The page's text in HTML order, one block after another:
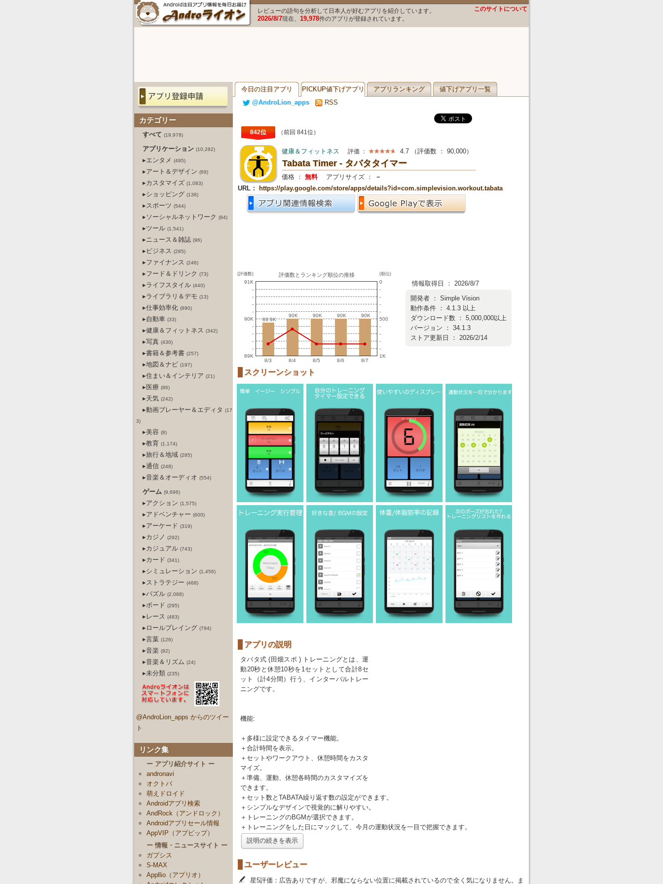
レビューの語句を分析して日本人が好むアプリを紹介しています。
2026/8/7現在、 19,978件のアプリが登録されています。
このサイトについて
今日の注目アプリ PICKUP値下げアプリ アプリランキング
値下げアプリ一覧
@AndroLion_apps
RSS
カテゴリー
すべて (19,978)
アプリケーション (10,282)
▸エンタメ (495)
▸アート＆デザイン (69)
▸カスタマイズ (1,083)
▸ショッピング (138)
▸スポーツ (544)
▸ソーシャルネットワーク (84)
▸ツール (1,541)
▸ニュース＆雑誌 (96)
▸ビジネス (285)
▸ファイナンス (246)
▸フード＆ドリンク (73)
▸ライフスタイル (440)
▸ライブラリ＆デモ (13)
▸仕事効率化 (890)
▸自動車 (33)
▸健康＆フィットネス (342)
▸写真 (430)
▸書籍＆参考書 (257)
▸地図＆ナビ (197)
▸住まい＆インテリア (21)
▸医療 (86)
▸天気 (242)
▸動画プレーヤー＆エディタ (17
3)
▸美容 (8)
▸教育 (1,174)
▸旅行＆地域 (285)
▸通信 (248)
▸音楽＆オーディオ (554)
ゲーム (9,696)
▸アクション (1,575)
▸アドベンチャー (600)
▸アーケード (319)
▸カジノ (292)
▸カジュアル (743)
▸カード (341)
▸シミュレーション (1,456)
▸ストラテジー (468)
▸パズル (2,088)
▸ボード (295)
▸レース (483)
▸ロールプレイング (794)
▸言葉 (126)
▸音楽 (92)
▸音楽＆リズム (24)
▸未分類 (235)
@AndroLion_apps からのツイー
ト
リンク集
ー アプリ紹介サイト ー
andronavi
オクトバ
萌えドロイド
Androidアプリ検索
AndRock（アンドロック）
Androidアプリセール情報
AppVIP（アプビップ）
ー 情報・ニュースサイト ー
ガプシス
S-MAX
Appllio（アプリオ）
842位 （前回 841位）
健康＆フィットネス 評価 ： 4.7 （評価数 ： 90,000）
Tabata Timer - タバタタイマー
価格 ： 無料 アプリサイズ ：
－
URL：
https://play.google.com/store/apps/details?id=com.simplevision.workout.tabata
(評価数)
91K
-
-
-
-
90K
-
-
-
-
89K
評価数とランキング順位の推移
89.9K
89.9K
90K
90K 90K
90K 90K
90K 90K
90K
8/3 8/4 8/5 8/6 8/7
(順位)
0
-
-
-
-
500
-
-
-
-
1K
情報取得日 ： 2026/8/7
開発者 ： Simple Vision
動作条件 ： 4.1.3 以上
ダウンロード数 ： 5,000,000以上
バージョン ： 34.1.3
ストア更新日 ： 2026/2/14
スクリーンショット
アプリの説明
タバタ式 (田畑スポ ) トレーニングとは、運
動20秒と休憩10秒を1セットとして合計8セ
ット（計4分間）行う、インターバルトレー
ニングです。
機能:
＋多様に設定できるタイマー機能。
＋合計時間を表示。
＋セットやワークアウト、休憩時間をカスタ
マイズ。
＋準備、運動、休憩各時間のカスタマイズを
できます。
＋セット数とTABATA繰り返す数の設定ができます。
＋シンプルなデザインで視覚的に解りやすい。
＋トレーニングのBGMが選択できます。
＋トレーニングをした日にマックして、今月の運動状況を一目で把握できます。
説明の続きを表示
ユーザーレビュー
星5評価：広告ありですが、邪魔にならない位置に掲載されているので全く気になりません。ま